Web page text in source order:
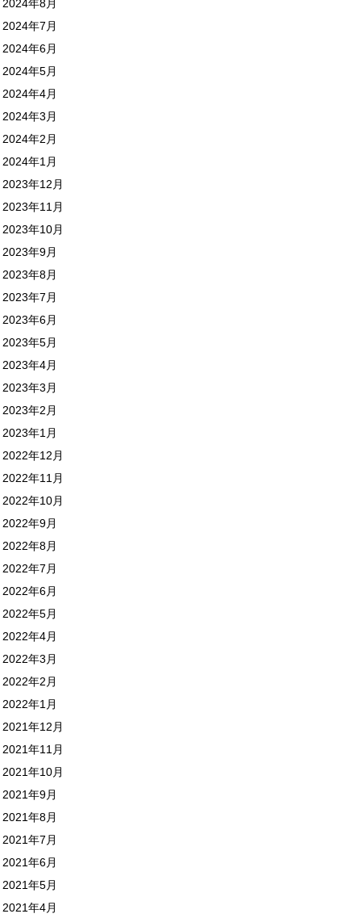
2024年8月
2024年7月
2024年6月
2024年5月
2024年4月
2024年3月
2024年2月
2024年1月
2023年12月
2023年11月
2023年10月
2023年9月
2023年8月
2023年7月
2023年6月
2023年5月
2023年4月
2023年3月
2023年2月
2023年1月
2022年12月
2022年11月
2022年10月
2022年9月
2022年8月
2022年7月
2022年6月
2022年5月
2022年4月
2022年3月
2022年2月
2022年1月
2021年12月
2021年11月
2021年10月
2021年9月
2021年8月
2021年7月
2021年6月
2021年5月
2021年4月